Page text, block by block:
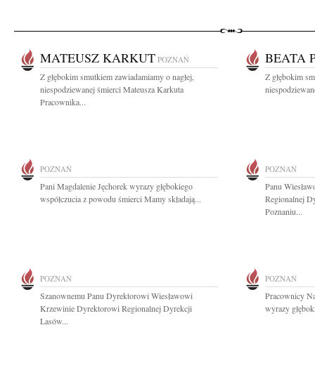
MATEUSZ KARKUT POZNAŃ
Z głębokim smutkiem zawiadamiamy o nagłej,
niespodziewanej śmierci Mateusza Karkuta
Pracownika...
BEATA
Z głębokim
POZNAŃ
Pani Magdalenie Jęchorek wyrazy głębokiego
współczucia z powodu śmierci Mamy składają...
POZNAŃ
Panu
Regionalnej
Poznaniu...
POZNAŃ
Szanownemu Panu Dyrektorowi Wiesławowi
Krzewinie Dyrektorowi Regionalnej Dyrekcji
Lasów...
POZNAŃ
Pracownicy
wyrazy